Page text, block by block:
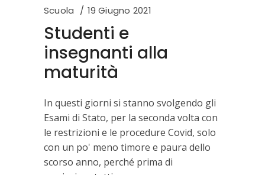
Scuola 19 Giugno 2021
Studenti e
insegnanti alla
maturità
In questi giorni si stanno svolgendo gli
Esami di Stato, per la seconda volta con
le restrizioni e le procedure Covid, solo
con un po' meno timore e paura dello
scorso anno, perché prima di